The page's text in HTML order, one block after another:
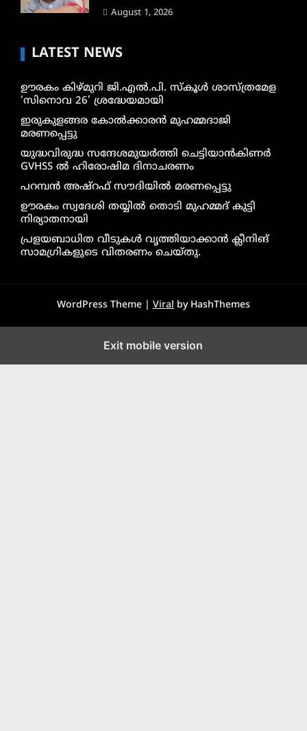
August 1, 2026
LATEST NEWS
ഊരകം കിഴ്മുറി ജി.എൽ.പി. സ്കൂൾ ശാസ്ത്രമേള
‘സിനൊവ 26’ ശ്രദ്ധേയമായി
ഇരുകുളങ്ങര കോൽക്കാരൻ മുഹമ്മദാജി
മരണപ്പെട്ടു
യുദ്ധവിരുദ്ധ സന്ദേശമുയർത്തി ചെട്ടിയാൻകിണർ
GVHSS ൽ ഹിരോഷിമ ദിനാചരണം
പറമ്പൻ അഷ്‌റഫ് സൗദിയിൽ മരണപ്പെട്ടു
ഊരകം സ്വദേശി തയ്യിൽ തൊടി മുഹമ്മദ് കുട്ടി
നിര്യാതനായി
പ്രളയബാധിത വീടുകൾ വൃത്തിയാക്കാൻ ക്ലീനിങ്
സാമഗ്രികളുടെ വിതരണം ചെയ്തു.
WordPress Theme | Viral by HashThemes
Exit mobile version